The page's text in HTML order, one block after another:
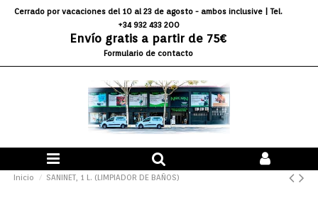
Cerrado por vacaciones del 10 al 23 de agosto - ambos inclusive | Tel.
+34 932 433 200
Envío gratis a partir de 75€
Formulario de contacto
Inicio SANINET, 1 L. (LIMPIADOR DE BAÑOS)